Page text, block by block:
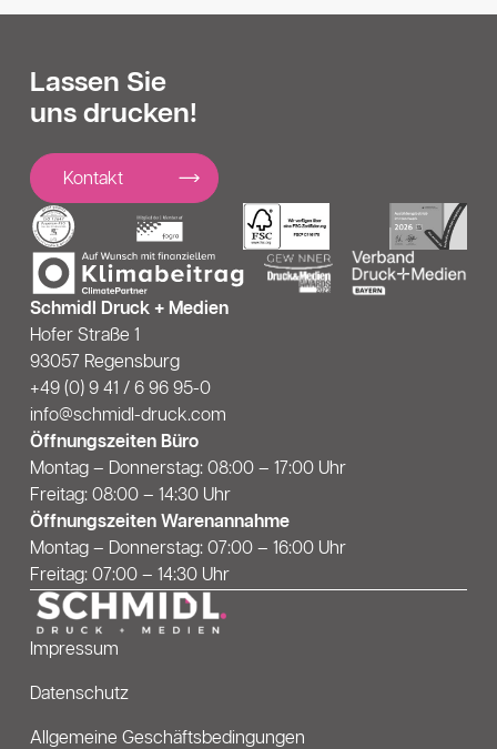
Lassen Sie
uns drucken!
Kontakt
Schmidl Druck + Medien
Hofer Straße 1
93057 Regensburg
+49 (0) 9 41 / 6 96 95-0
info@schmidl-druck.com
Öffnungszeiten Büro
Montag – Donnerstag: 08:00 – 17:00 Uhr
Freitag: 08:00 – 14:30 Uhr
Öffnungszeiten Warenannahme
Montag – Donnerstag: 07:00 – 16:00 Uhr
Freitag: 07:00 – 14:30 Uhr
Impressum
Datenschutz
Allgemeine Geschäftsbedingungen